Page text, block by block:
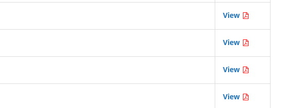
View
View
View
View